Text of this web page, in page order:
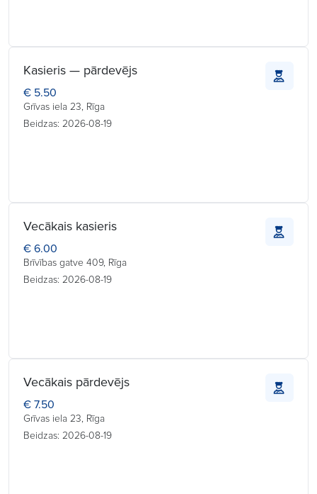
Kasieris — pārdevējs
€ 5.50
Grīvas iela 23, Rīga
Beidzas: 2026-08-19
Vecākais kasieris
€ 6.00
Brīvības gatve 409, Rīga
Beidzas: 2026-08-19
Vecākais pārdevējs
€ 7.50
Grīvas iela 23, Rīga
Beidzas: 2026-08-19